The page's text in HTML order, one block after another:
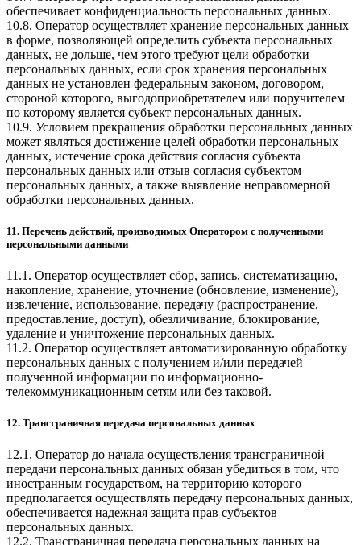
обеспечивает конфиденциальность персональных данных.
10.8. Оператор осуществляет хранение персональных данных
в форме, позволяющей определить субъекта персональных
данных, не дольше, чем этого требуют цели обработки
персональных данных, если срок хранения персональных
данных не установлен федеральным законом, договором,
стороной которого, выгодоприобретателем или поручителем
по которому является субъект персональных данных.
10.9. Условием прекращения обработки персональных данных
может являться достижение целей обработки персональных
данных, истечение срока действия согласия субъекта
персональных данных или отзыв согласия субъектом
персональных данных, а также выявление неправомерной
обработки персональных данных.
11. Перечень действий, производимых Оператором с полученными
персональными данными
11.1. Оператор осуществляет сбор, запись, систематизацию,
накопление, хранение, уточнение (обновление, изменение),
извлечение, использование, передачу (распространение,
предоставление, доступ), обезличивание, блокирование,
удаление и уничтожение персональных данных.
11.2. Оператор осуществляет автоматизированную обработку
персональных данных с получением и/или передачей
полученной информации по информационно-
телекоммуникационным сетям или без таковой.
12. Трансграничная передача персональных данных
12.1. Оператор до начала осуществления трансграничной
передачи персональных данных обязан убедиться в том, что
иностранным государством, на территорию которого
предполагается осуществлять передачу персональных данных,
обеспечивается надежная защита прав субъектов
персональных данных.
12.2. Трансграничная передача персональных данных на